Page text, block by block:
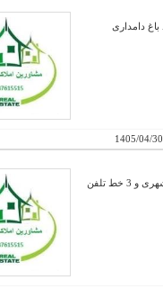
چاه آب به عمق 15 متر ، مستعد ایجاد باغ دامداری
1405/04/30
فروش 230 متر سوله درای 75 متر بالکن ، سرویس بهداشتی ، دفتر اداری دارای برق 150 اکمپر ف اب شهری ، گاز شهری و 3 خط تلفن